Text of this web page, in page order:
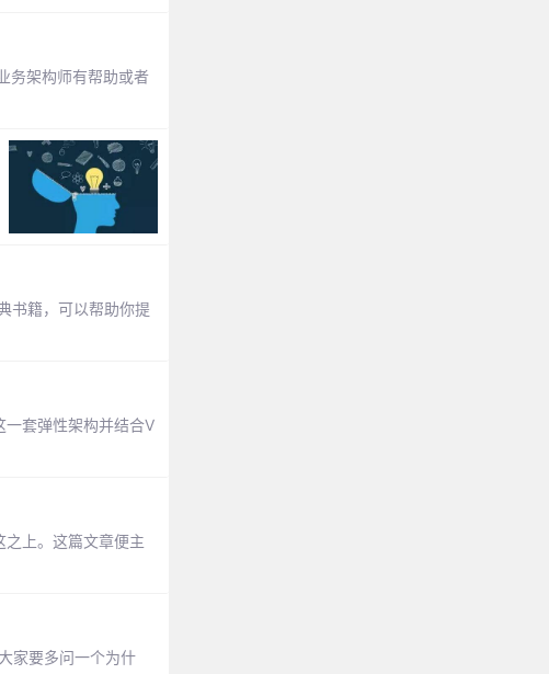
务架构师有帮助或者
书籍，可以帮助你提
套弹性架构并结合V
上。这篇文章便主
家要多问一个为什